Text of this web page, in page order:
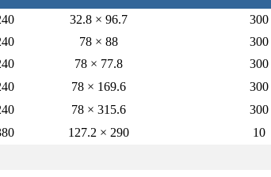
32.8 × 96.7 300
78 × 88 300
78 × 77.8 300
78 × 169.6 300
78 × 315.6 300
127.2 × 290
10